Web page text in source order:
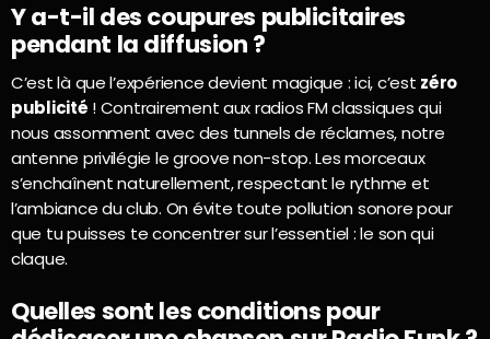
Y a-t-il des coupures publicitaires
pendant la diffusion ?
C’est là que l’expérience devient magique : ici, c’est zéro
publicité ! Contrairement aux radios FM classiques qui
nous assomment avec des tunnels de réclames, notre
antenne privilégie le groove non-stop. Les morceaux
s’enchaînent naturellement, respectant le rythme et
l’ambiance du club. On évite toute pollution sonore pour
que tu puisses te concentrer sur l’essentiel : le son qui
claque.
Quelles sont les conditions pour